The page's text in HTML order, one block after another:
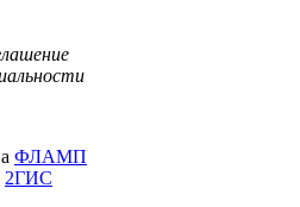
ФЛАМП
2ГИС